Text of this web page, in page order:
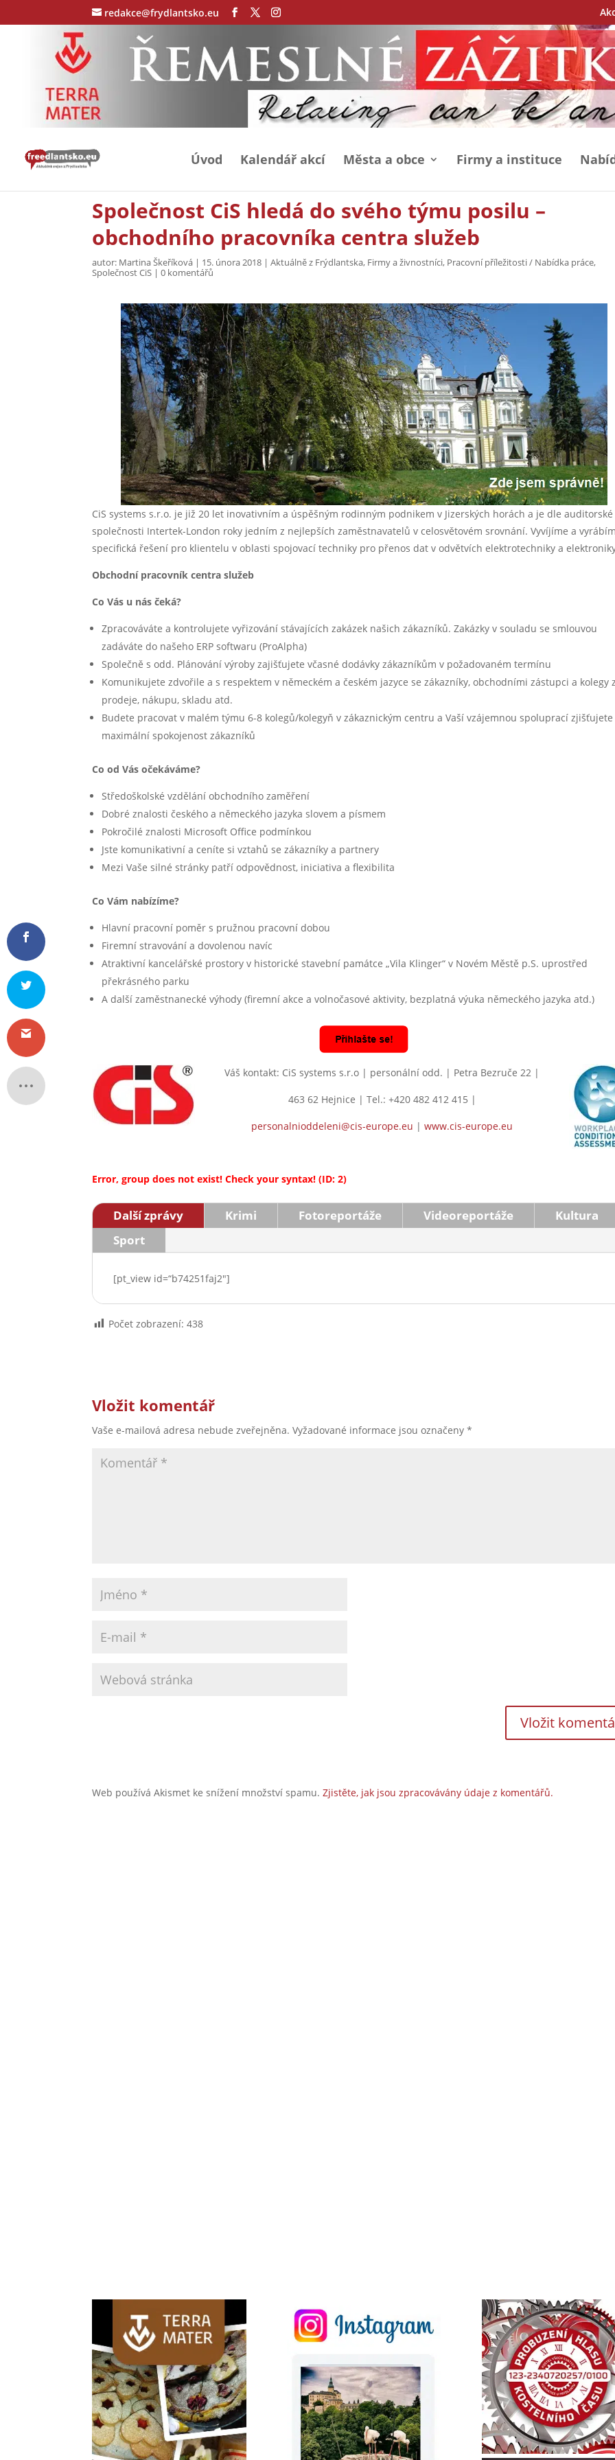
redakce@frydlantsko.eu
Úvod Kalendář akcí Města a obce Firmy a instituce
Společnost CiS hledá do svého týmu posilu –
obchodního pracovníka centra služeb
autor: Martina Škeříková | 15. února 2018 |Aktuálně z Frýdlantska, Firmy a živnostníci, Pracovní příležitosti / Nabídka práce,
Společnost CiS |0 komentářů
CiS systems s.r.o. je již 20 let inovativním a úspěšným rodinným podnikem v Jizerských horách a je dle auditorské
společnosti Intertek-London roky jedním z nejlepších zaměstnavatelů v celosvětovém srovnání. Vyvíjíme a
specifická řešení pro klientelu v oblasti spojovací techniky pro přenos dat v odvětvích elektrotechniky a
Obchodní pracovník centra služeb
Co Vás u nás čeká?
Zpracováváte a kontrolujete vyřizování stávajících zakázek našich zákazníků. Zakázky v souladu se smlouvou
zadáváte do našeho ERP softwaru (ProAlpha)
Společně s odd. Plánování výroby zajišťujete včasné dodávky zákazníkům v požadovaném termínu
Komunikujete zdvořile a s respektem v německém a českém jazyce se zákazníky, obchodními zástupci a kolegy
prodeje, nákupu, skladu atd.
Budete pracovat v malém týmu 6-8 kolegů/kolegyň v zákaznickým centru a Vaší vzájemnou spoluprací zjišťujete
maximální spokojenost zákazníků
Co od Vás očekáváme?
Středoškolské vzdělání obchodního zaměření
Dobré znalosti českého a německého jazyka slovem a písmem
Pokročilé znalosti Microsoft Office podmínkou
Jste komunikativní a ceníte si vztahů se zákazníky a partnery
Mezi Vaše silné stránky patří odpovědnost, iniciativa a flexibilita
Co Vám nabízíme?
Hlavní pracovní poměr s pružnou pracovní dobou
Firemní stravování a dovolenou navíc
Atraktivní kancelářské prostory v historické stavební památce „Vila Klinger“ v Novém Městě p.S. uprostřed
překrásného parku
A další zaměstnanecké výhody (firemní akce a volnočasové aktivity, bezplatná výuka německého jazyka atd.)
Váš kontakt: CiS systems s.r.o | personální odd. | Petra Bezruče 22 |
463 62 Hejnice | Tel.: +420 482 412 415 |
personalnioddeleni@cis-europe.eu |www.cis-europe.eu
Error, group does not exist! Check your syntax! (ID: 2)
Další zprávy Krimi Fotoreportáže Videoreportáže
Kultura
Sport
[pt_view id=“b74251faj2″]
Počet zobrazení: 438
Vložit komentář
Vaše e-mailová adresa nebude zveřejněna. Vyžadované informace jsou označeny*
Web používá Akismet ke snížení množství spamu.Zjistěte, jak jsou zpracovávány údaje z komentářů.